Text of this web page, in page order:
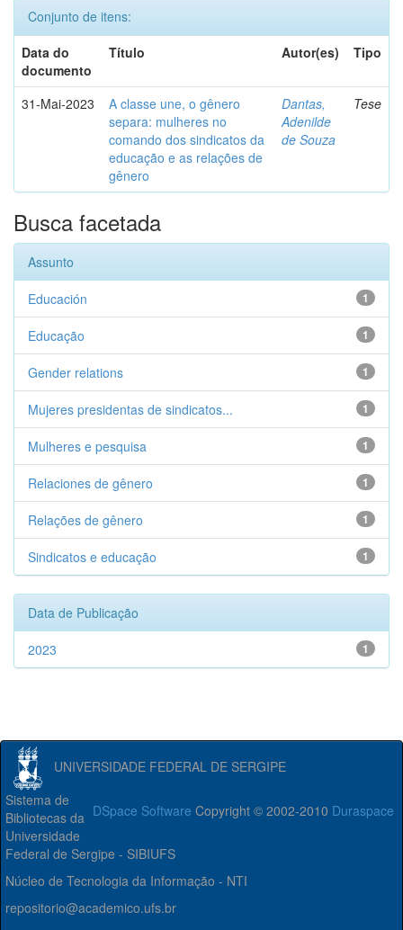
Conjunto de itens:
Data do
documento
Título Autor(es) Tipo
31-Mai-2023
A classe une, o gênero
separa: mulheres no
comando dos sindicatos da
educação e as relações de
gênero
Dantas,
Adenilde
de Souza
Tese
Busca facetada
Assunto
1
Educación
1
Educação
1
Gender relations
1
Mujeres presidentas de sindicatos...
1
Mulheres e pesquisa
1
Relaciones de gênero
1
Relações de gênero
1
Sindicatos e educação
Data de Publicação
1
2023
UNIVERSIDADE FEDERAL DE SERGIPE
DSpace Software Copyright © 2002-2010 Duraspace
Sistema de
Bibliotecas da
Universidade
Federal de Sergipe - SIBIUFS
Núcleo de Tecnologia da Informação - NTI
repositorio@academico.ufs.br